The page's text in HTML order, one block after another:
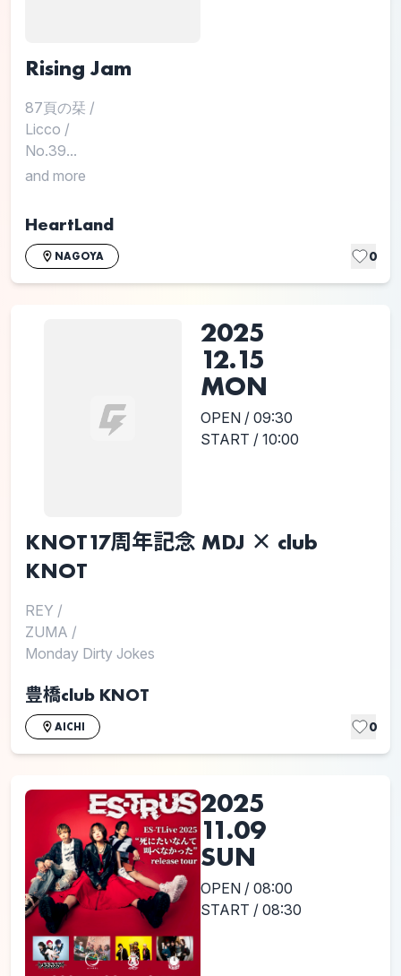
Rising Jam
87頁の栞 /
Licco /
No.39...
and more
HeartLand
NAGOYA 0
2025
12.15
MON
OPEN / 09:30
START / 10:00
KNOT17周年記念 MDJ × club
KNOT
REY /
ZUMA /
Monday Dirty Jokes
豊橋club KNOT
AICHI 0
2025
11.09
SUN
OPEN / 08:00
START / 08:30